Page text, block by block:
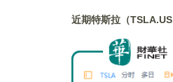
近期特斯拉（TSLA.US